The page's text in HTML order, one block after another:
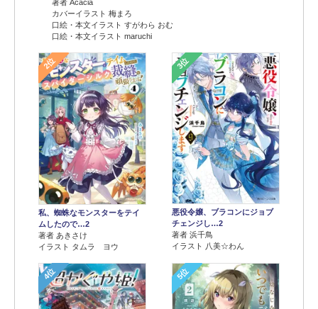
著者 Acacia
カバーイラスト 梅まろ
口絵・本文イラスト すがわら おむ
口絵・本文イラスト maruchi
2位
私、蜘蛛なモンスターをテイ
ムしたので…2
著者 あきさけ
イラスト タムラ ヨウ
3位
悪役令嬢、ブラコンにジョブ
チェンジし…2
著者 浜千鳥
イラスト 八美☆わん
4位 5位